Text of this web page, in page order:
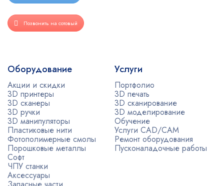
Позвонить на сотовый
Оборудование
Акции и скидки
3D принтеры
3D сканеры
3D ручки
3D манипуляторы
Пластиковые нити
Фотополимерные смолы
Порошковые металлы
Софт
ЧПУ станки
Аксессуары
Услуги
Портфолио
3D печать
3D сканирование
3D моделирование
Обучение
Услуги CAD/CAM
Ремонт оборудования
Пусконаладочные работы